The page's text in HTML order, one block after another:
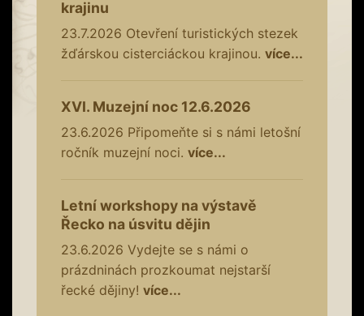
krajinu
23.7.2026 Otevření turistických stezek
žďárskou cisterciáckou krajinou. více...
XVI. Muzejní noc 12.6.2026
23.6.2026 Připomeňte si s námi letošní
ročník muzejní noci. více...
Letní workshopy na výstavě
Řecko na úsvitu dějin
23.6.2026 Vydejte se s námi o
prázdninách prozkoumat nejstarší
řecké dějiny! více...